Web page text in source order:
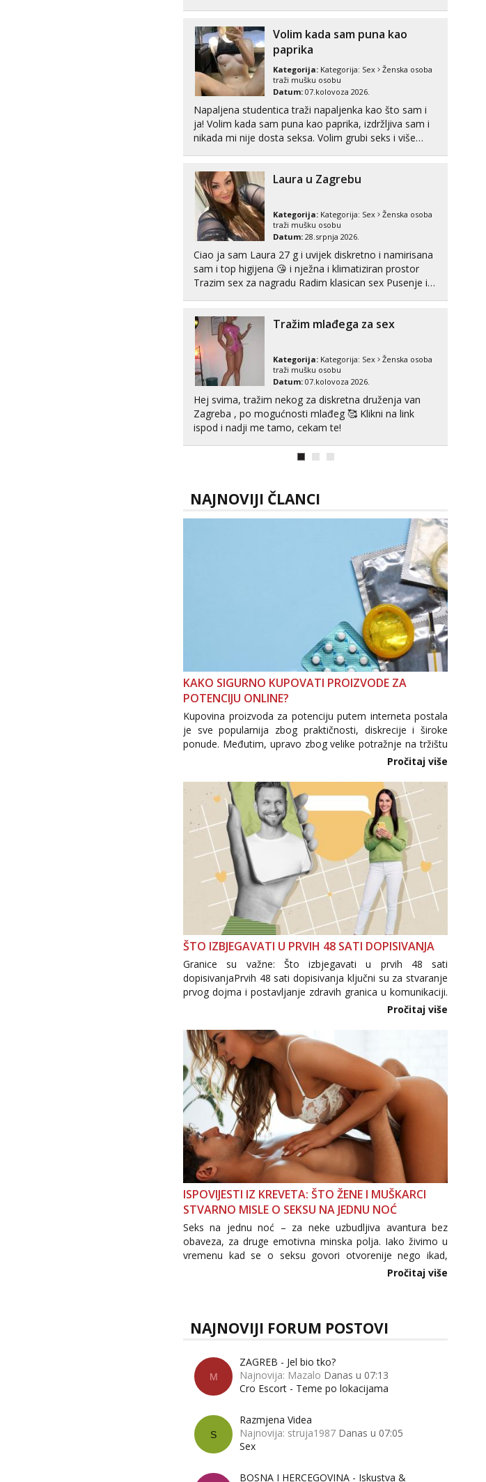
Volim kada sam puna kao
paprika
Kategorija: Kategorija: Sex
Ženska osoba
traži mušku osobu
Datum: 07.kolovoza 2026.
Napaljena studentica traži napaljenka kao što sam i
ja! Volim kada sam puna kao paprika, izdržljiva sam i
nikada mi nije dosta seksa. Volim grubi seks i više
cekam te!
Laura u Zagrebu
Kategorija: Kategorija: Sex
Ženska osoba
traži mušku osobu
Datum: 28.srpnja 2026.
Ciao ja sam Laura 27 g i uvijek diskretno i namirisana
sam i top higijena 😘 i nježna i klimatiziran prostor
Trazim sex za nagradu Radim klasican sex Pusenje i
neljubim se Wha...Tražim mlađega za sex
Kategorija: Kategorija: Sex
Ženska osoba
traži mušku osobu
Datum: 07.kolovoza 2026.
Hej svima, tražim nekog za diskretna druženja van
Zagreba , po mogućnosti mlađeg 🥰 Klikni na link
ispod i nadji me tamo, cekam te!
NAJNOVIJI ČLANCI
KAKO SIGURNO KUPOVATI PROIZVODE ZA
POTENCIJU ONLINE?
Kupovina proizvoda za potenciju putem interneta postala
je sve popularnija zbog praktičnosti, diskrecije i široke
ponude. Međutim, upravo zbog velike potražnje na tržištu
se pojavljuju i brojni krivotvoreni proizvodi, nepouzdane
internetske trgovine te proizvodi nepoznatog podrijetla. ...
Pročitaj više
ŠTO IZBJEGAVATI U PRVIH 48 SATI DOPISIVANJA
Granice su važne: Što izbjegavati u prvih 48 sati
dopisivanjaPrvih 48 sati dopisivanja ključni su za stvaranje
prvog dojma i postavljanje zdravih granica u komunikaciji.
Važno je izbjeći prebrzo otkrivanje osobnih ili intimnih
informacija, jer nepoznata osoba još nije zaslužila to
povjerenje. Takođe...
Pročitaj više
ISPOVIJESTI IZ KREVETA: ŠTO ŽENE I MUŠKARCI
STVARNO MISLE O SEKSU NA JEDNU NOĆ
Seks na jednu noć – za neke uzbudljiva avantura bez
obaveza, za druge emotivna minska polja. Iako živimo u
vremenu kad se o seksu govori otvorenije nego ikad,
tema „jedne noći strasti“ i dalje izaziva burne rasprave. Što
Pročitaj više
NAJNOVIJI FORUM POSTOVI
M
ZAGREB - Jel bio tko?
Najnovija: Mazalo Danas u 07:13
Cro Escort - Teme po lokacijama
S
Razmjena Videa
Najnovija: struja1987 Danas u 07:05
Sex
BOSNA I HERCEGOVINA - Iskustva &